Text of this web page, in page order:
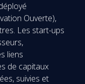
Ouverte),
Les start-ups
liens
de capitaux
suivies et